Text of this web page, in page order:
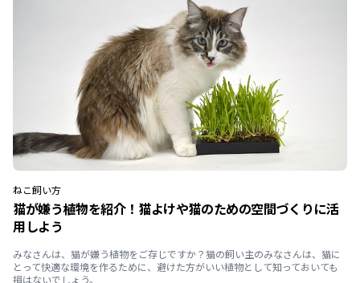
ねこ飼い方
猫が嫌う植物を紹介！猫よけや猫のための空間づくりに活
用しよう
みなさんは、猫が嫌う植物をご存じですか？猫の飼い主のみなさんは、猫に
とって快適な環境を作るために、避けた方がいい植物として知っておいても
損はないでしょう。